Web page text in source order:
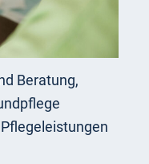
Beratung,